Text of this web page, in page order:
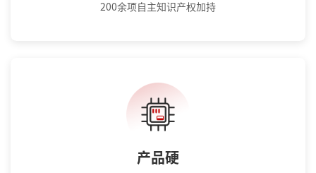
200余项自主知识产权加持
产品硬